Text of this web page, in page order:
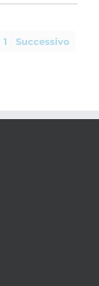
1 Successivo